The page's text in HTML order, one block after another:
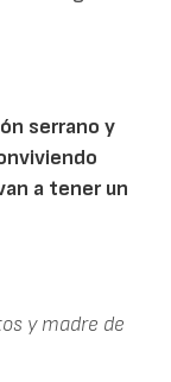
serrano y
a tener un
y madre de